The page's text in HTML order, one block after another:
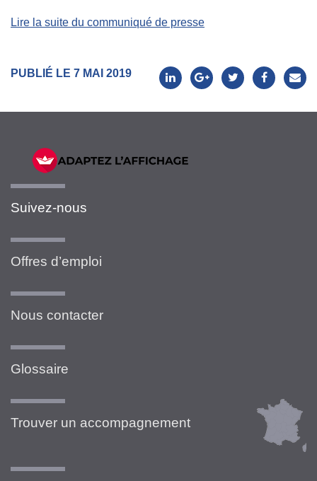
Lire la suite du communiqué de presse
PUBLIÉ LE 7 MAI 2019
Suivez-nous
Offres d’emploi
Nous contacter
Glossaire
Trouver un accompagnement